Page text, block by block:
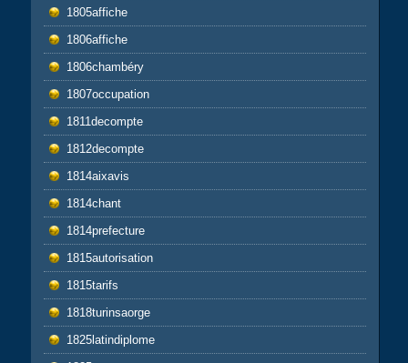
1805affiche
1806affiche
1806chambéry
1807occupation
1811decompte
1812decompte
1814aixavis
1814chant
1814prefecture
1815autorisation
1815tarifs
1818turinsaorge
1825latindiplome